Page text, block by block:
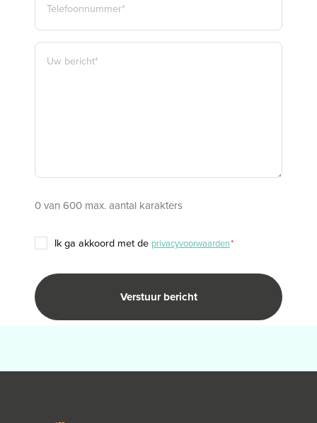
BERICHT
0 van 600 max. aantal karakters
TOESTEMMING
ik ga akkoord met de privacyvoorwaarden*